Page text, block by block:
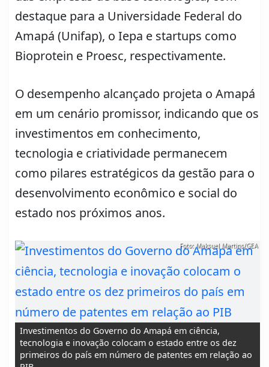
destaque para a Universidade Federal do
Amapá (Unifap), o Iepa e startups como
Bioprotein e Proesc, respectivamente.
O desempenho alcançado projeta o Amapá
em um cenário promissor, indicando que os
investimentos em conhecimento,
tecnologia e criatividade permanecem
como pilares estratégicos da gestão para o
desenvolvimento econômico e social do
estado nos próximos anos.
Investimentos do Governo do Amapá em ciência,
tecnologia e inovação colocam o estado entre os dez
primeiros do país em número de patentes em relação ao
Foto: Maksuel Martins/GEA
Foto: